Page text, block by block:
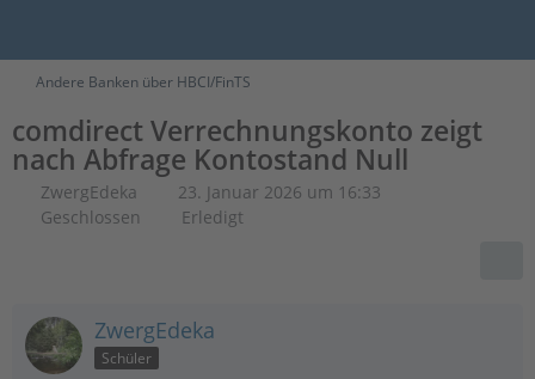
Andere Banken über HBCI/FinTS
comdirect Verrechnungskonto zeigt
nach Abfrage Kontostand Null
ZwergEdeka
23. Januar 2026 um 16:33
Geschlossen
Erledigt
ZwergEdeka
Schüler